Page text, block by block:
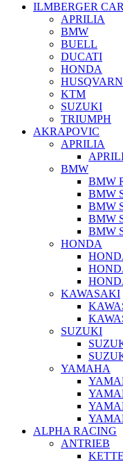
ILMBERGER
APRILIA
BMW
BUELL
DUCATI
HONDA
KTM
SUZUKI
TRIUMPH
AKRAPOVIC
APRILIA
BMW
BMW
BMW
BMW
BMW
BMW
HONDA
KAWASAKI
SUZUKI
YAMAHA
ALPHA RACING
ANTRIEB